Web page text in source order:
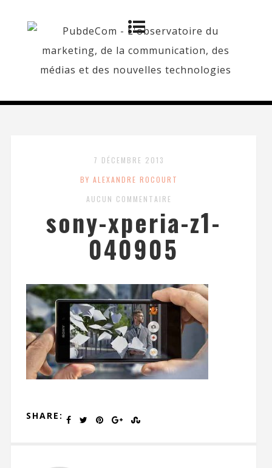
7 DÉCEMBRE 2013
BY ALEXANDRE ROCOURT
AUCUN COMMENTAIRE
sony-xperia-z1-
040905
SHARE: